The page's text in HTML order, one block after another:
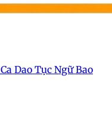
Ca Dao Tục NgữBao